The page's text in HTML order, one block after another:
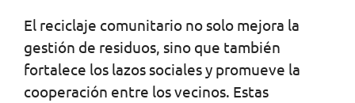
El reciclaje comunitario no solo mejora la
gestión de residuos, sino que también
fortalece los lazos sociales y promueve la
cooperación entre los vecinos. Estas